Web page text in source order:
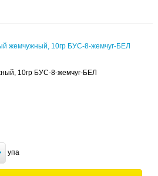
10гр БУС-8-жемчуг-БЕЛ
упа